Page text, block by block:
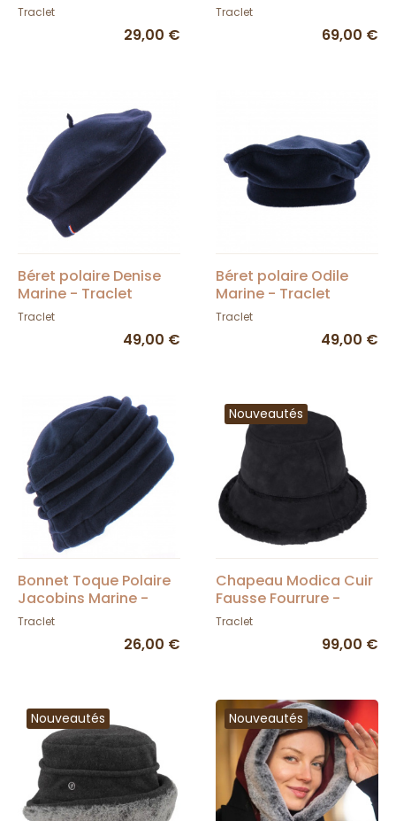
Traclet
29,00 €
Traclet
69,00 €
Béret polaire Denise
Marine - Traclet
Traclet
49,00 €
Béret polaire Odile
Marine - Traclet
Traclet
49,00 €
Bonnet Toque Polaire
Jacobins Marine -
TRACLET
Traclet
26,00 €
Nouveautés
Chapeau Modica Cuir
Fausse Fourrure -
Traclet
Traclet
99,00 €
Nouveautés Nouveautés